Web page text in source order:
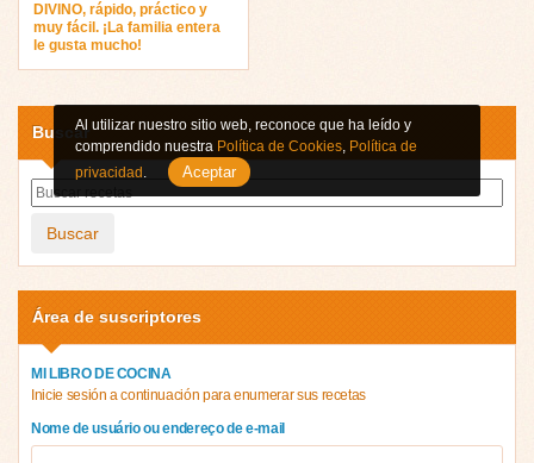
DIVINO, rápido, práctico y
muy fácil. ¡La familia entera
le gusta mucho!
Buscar
Buscar
Área de suscriptores
MI LIBRO DE COCINA
Inicie sesión a continuación para enumerar sus recetas
Nome de usuário ou endereço de e-mail
Al utilizar nuestro sitio web, reconoce que ha leído y
comprendido nuestra Política de Cookies, Política de
privacidad . Aceptar